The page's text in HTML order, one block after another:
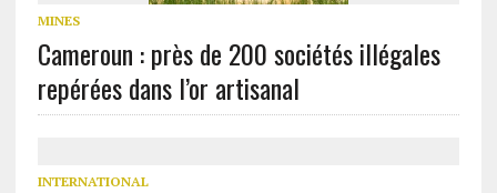
MINES
Cameroun : près de 200 sociétés illégales
repérées dans l’or artisanal
INTERNATIONAL